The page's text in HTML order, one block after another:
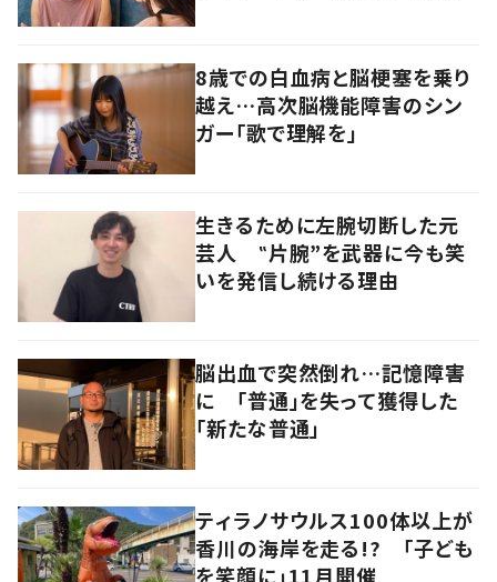
8歳での白血病と脳梗塞を乗り
越え…高次脳機能障害のシン
ガー「歌で理解を」
生きるために左腕切断した元
芸人 ‟片腕”を武器に今も笑
いを発信し続ける理由
脳出血で突然倒れ…記憶障害
に 「普通」を失って獲得した
「新たな普通」
ティラノサウルス100体以上が
香川の海岸を走る!? 「子ども
を笑顔に」11月開催